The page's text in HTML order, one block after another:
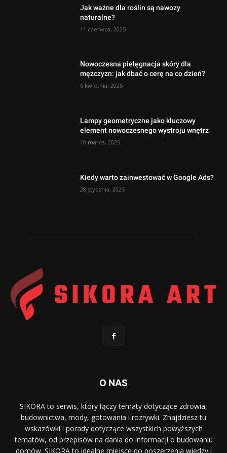
Jak ważne dla roślin są nawozy
naturalne?
11 czerwca, 2025
Nowoczesna pielęgnacja skóry dla
mężczyzn: jak dbać o cerę na co dzień?
6 kwietnia, 2025
Lampy geometryczne jako kluczowy
element nowoczesnego wystroju wnętrz
10 marca, 2025
Kiedy warto zainwestować w Google Ads?
28 stycznia, 2025
O NAS
SIKORA to serwis, który łączy tematy dotyczące zdrowia,
budownictwa, mody, gotowania i rozrywki. Znajdziesz tu
wskazówki i porady dotyczące wszystkich powyższych
tematów, od przepisów na dania do informacji o budowaniu
domów. SIKORA to idealne miejsce do poszerzenia wiedzy i